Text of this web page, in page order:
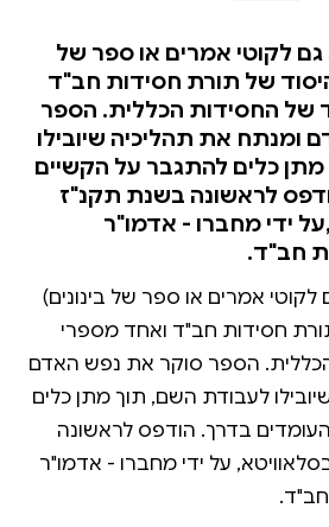
לקוטי אמרים או ספר של
של תורת חסידות חב"ד
של החסידות הכללית. הספר
ומנתח את תהליכיה שיובילו
כלים להתגבר על הקשיים
לראשונה בשנת תקנ"ז
ידי מחברו - אדמו"ר
חב"ד.
אמרים או ספר של בינונים)
חסידות חב"ד ואחד מספרי
הספר סוקר את נפש האדם
לעבודת השם, תוך מתן כלים
בדרך. הודפס לראשונה
תקנ"ז (1797) בסלאוויטא, על ידי מחברו - אדמו"ר
חב"ד.